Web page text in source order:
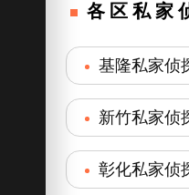
各区私家
基隆私家侦
新竹私家侦
彰化私家侦